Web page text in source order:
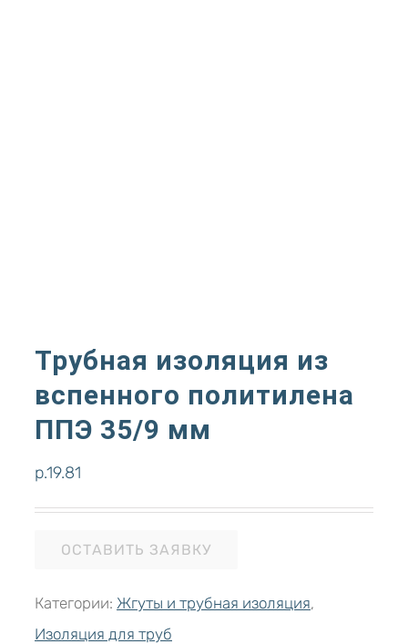
Трубная изоляция из
вспенного политилена
ППЭ 35/9 мм
р.19.81
ОСТАВИТЬ ЗАЯВКУ
Категории: Жгуты и трубная изоляция,
Изоляция для труб